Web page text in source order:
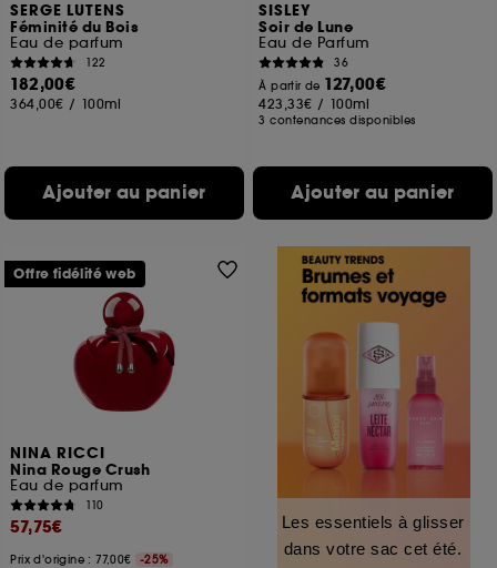
SERGE LUTENS
Féminité du Bois
Eau de parfum
122
182,00€
364,00€ / 100ml
Ajouter au panier
SISLEY
Soir de Lune
Eau de Parfum
36
À partir de 127,00€
423,33€ / 100ml
3 contenances disponibles
Ajouter au panier
NINA RICCI
Nina Rouge Crush
Eau de parfum
110
57,75€
Prix d'origine : 77,00€ -25%
Offre fidélité web
Les essentiels à glisser
dans votre sac cet été.